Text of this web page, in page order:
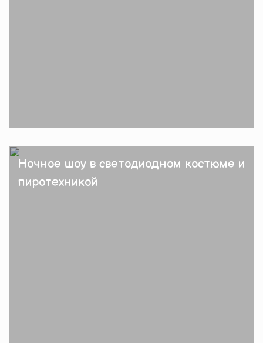
Подробнее
Ночное шоу в светодиодном костюме и
пиротехникой